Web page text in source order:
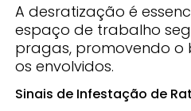
A desratização é
espaço de trabalho
pragas, promovendo
os envolvidos.
Sinais de Infestação de